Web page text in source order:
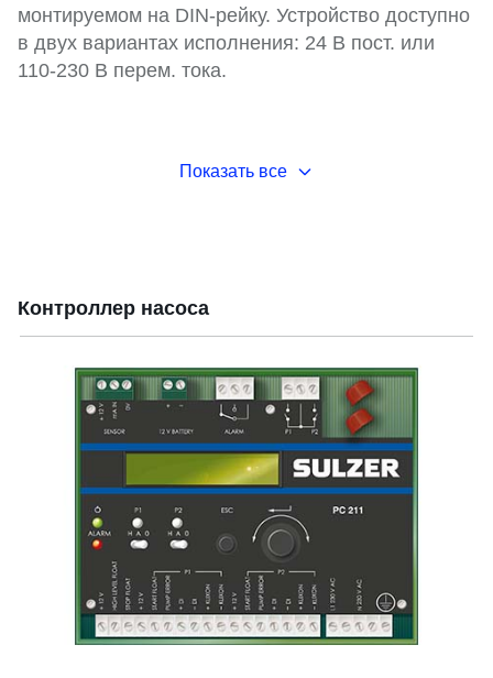
монтируемом на DIN-рейку. Устройство доступно
в двух вариантах исполнения: 24 В пост. или
110-230 В перем. тока.
Показать все
Контроллер насоса